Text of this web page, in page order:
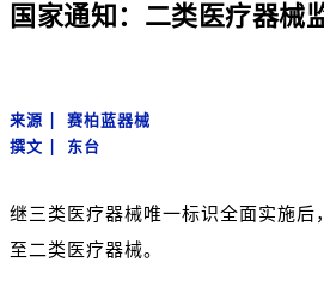
国家通知：二类医疗器械
来源 | 赛柏蓝器械
撰文 | 东台
继三类医疗器械唯一标识全面实施后
至二类医疗器械。